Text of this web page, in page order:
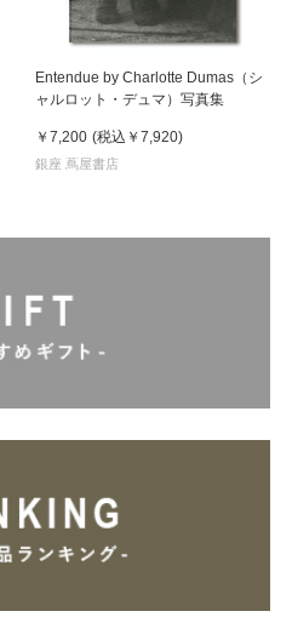
Entendue by Charlotte Dumas（シ
ャルロット・デュマ）写真集
￥7,200 (税込 ￥7,920)
銀座 蔦屋書店